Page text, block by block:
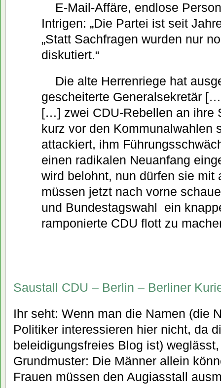
E-Mail-Affäre, endlose
Intrigen: „Die Partei ist seit
„Statt Sachfragen wurden nur
diskutiert.“
Die alte Herrenriege hat
gescheiterte Generalsekretär
[…] zwei CDU-Rebellen an ihre
kurz vor den Kommunalwahlen
attackiert, ihm
einen radikalen Neuanfang
wird belohnt, nun dürfen sie mit
müssen jetzt nach vorne
und Bundestagswahl  ein
ramponierte CDU flott zu
Saustall CDU – Berlin – Berliner
Ihr seht: Wenn man die Namen (die
Politiker interessieren hier nicht, da
beleidigungsfreies Blog ist)
Grundmuster: Die Männer allein
Frauen müssen den Augiasstall